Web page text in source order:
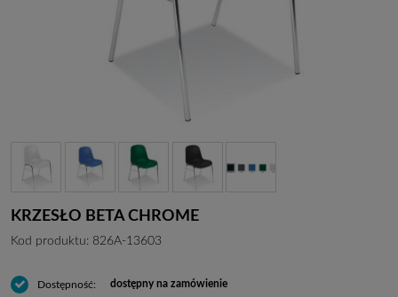
KRZESŁO BETA CHROME
Kod produktu: 826A-13603
Dostępność: dostępny na zamówienie